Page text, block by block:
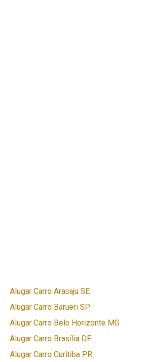
Alugar Carro Aracaju SE
Alugar Carro Barueri SP
Alugar Carro Belo Horizonte MG
Alugar Carro Brasília DF
Alugar Carro Curitiba PR